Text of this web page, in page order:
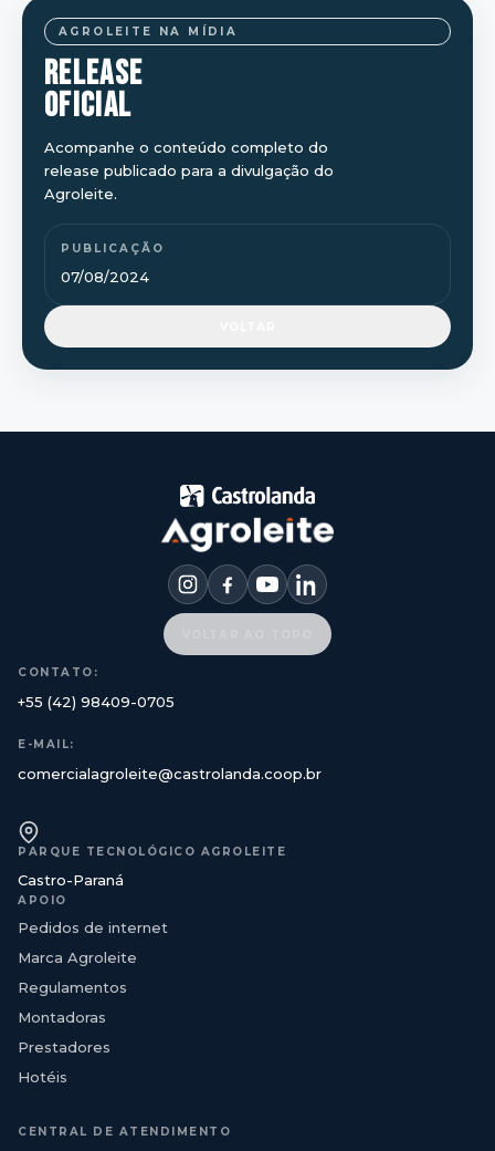
AGROLEITE NA MÍDIA
RELEASE
OFICIAL
Acompanhe o conteúdo completo do
release publicado para a divulgação do
Agroleite.
PUBLICAÇÃO
07/08/2024
CONTATO:
+55 (42) 98409-0705
E-MAIL:
comercialagroleite@castrolanda.coop.br
PARQUE TECNOLÓGICO AGROLEITE
Castro-Paraná
APOIO
Pedidos de internet
Marca Agroleite
Regulamentos
Montadoras
Prestadores
Hotéis
CENTRAL DE ATENDIMENTO